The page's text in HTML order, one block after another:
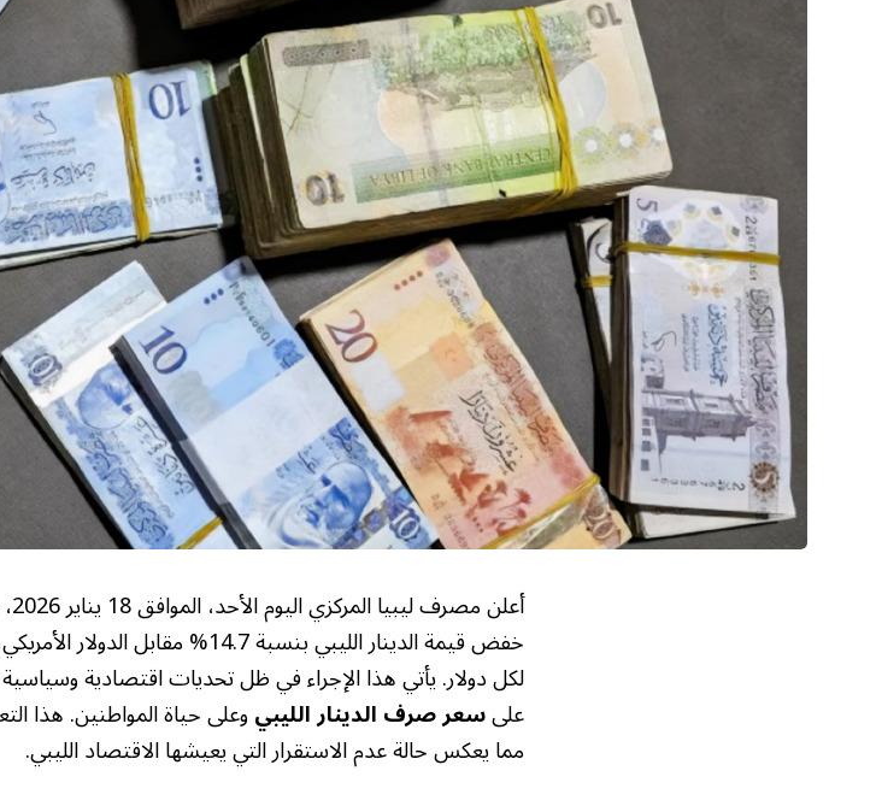
لكل دولار. يأتي هذا الإجراء في ظل تحديات اقتصادية وسياسية
علىسعر صرف الدينار الليبيوعلى حياة المواطنين. هذا
مما يعكس حالة عدم الاستقرار التي يعيشها الاقتصاد الليبي.